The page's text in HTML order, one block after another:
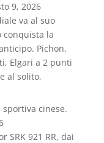
9, 2026
va al suo
conquista la
Pichon,
Elgari a 2 punti
al solito,
sportiva cinese.
SRK 921 RR, dai